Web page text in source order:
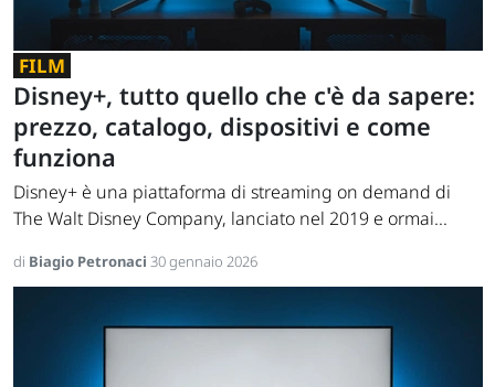
FILM
Disney+, tutto quello che c'è da sapere:
prezzo, catalogo, dispositivi e come
funziona
Disney+ è una piattaforma di streaming on demand di
The Walt Disney Company, lanciato nel 2019 e ormai...
di Biagio Petronaci 30 gennaio 2026